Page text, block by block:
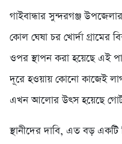
গাইবান্ধার সুন্দরগঞ্জ
কোল ঘেষা চর খোর্দা গ্রামের
ওপর স্থাপন করা হয়েছে এই
দূরে হওয়ায় কোনো কাজেই
এখন আলোর উৎস হয়েছে
স্থানীদের দাবি, এত বড় একটি